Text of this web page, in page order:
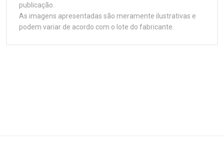
publicação.
As imagens apresentadas são meramente ilustrativas e
podem variar de acordo com o lote do fabricante.